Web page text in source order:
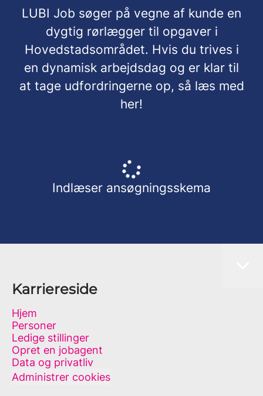
LUBI Job søger på vegne af kunde en
dygtig rørlægger til opgaver i
Hovedstadsområdet. Hvis du trives i
en dynamisk arbejdsdag og er klar til
at tage udfordringerne op, så læs med
her!
Indlæser ansøgningsskema
Karriereside
Hjem
Personer
Ledige stillinger
Opret en jobagent
Data og privatliv
Administrer cookies